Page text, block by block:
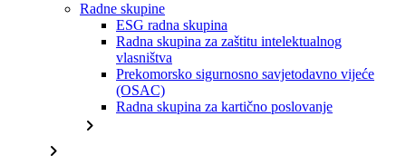
Radne skupine
ESG radna skupina
Radna skupina za zaštitu intelektualnog
vlasništva
Prekomorsko sigurnosno savjetodavno vijeće
(OSAC)
Radna skupina za kartično poslovanje
chevron_right
chevron_right